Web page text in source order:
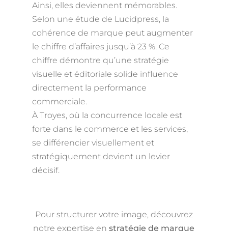
Ainsi, elles deviennent mémorables.
Selon une étude de Lucidpress, la
cohérence de marque peut augmenter
le chiffre d’affaires jusqu’à 23 %. Ce
chiffre démontre qu’une stratégie
visuelle et éditoriale solide influence
directement la performance
commerciale.
À Troyes, où la concurrence locale est
forte dans le commerce et les services,
se différencier visuellement et
stratégiquement devient un levier
décisif.
Pour structurer votre image, découvrez
notre expertise enstratégie de marque